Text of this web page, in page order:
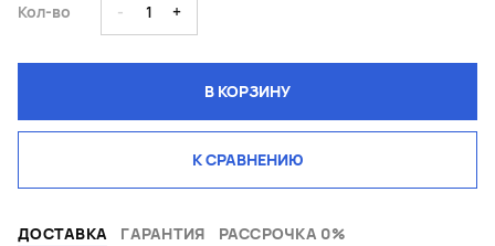
Кол-во - 1 +
В КОРЗИНУ
К СРАВНЕНИЮ
ДОСТАВКА ГАРАНТИЯ
РАССРОЧКА 0%